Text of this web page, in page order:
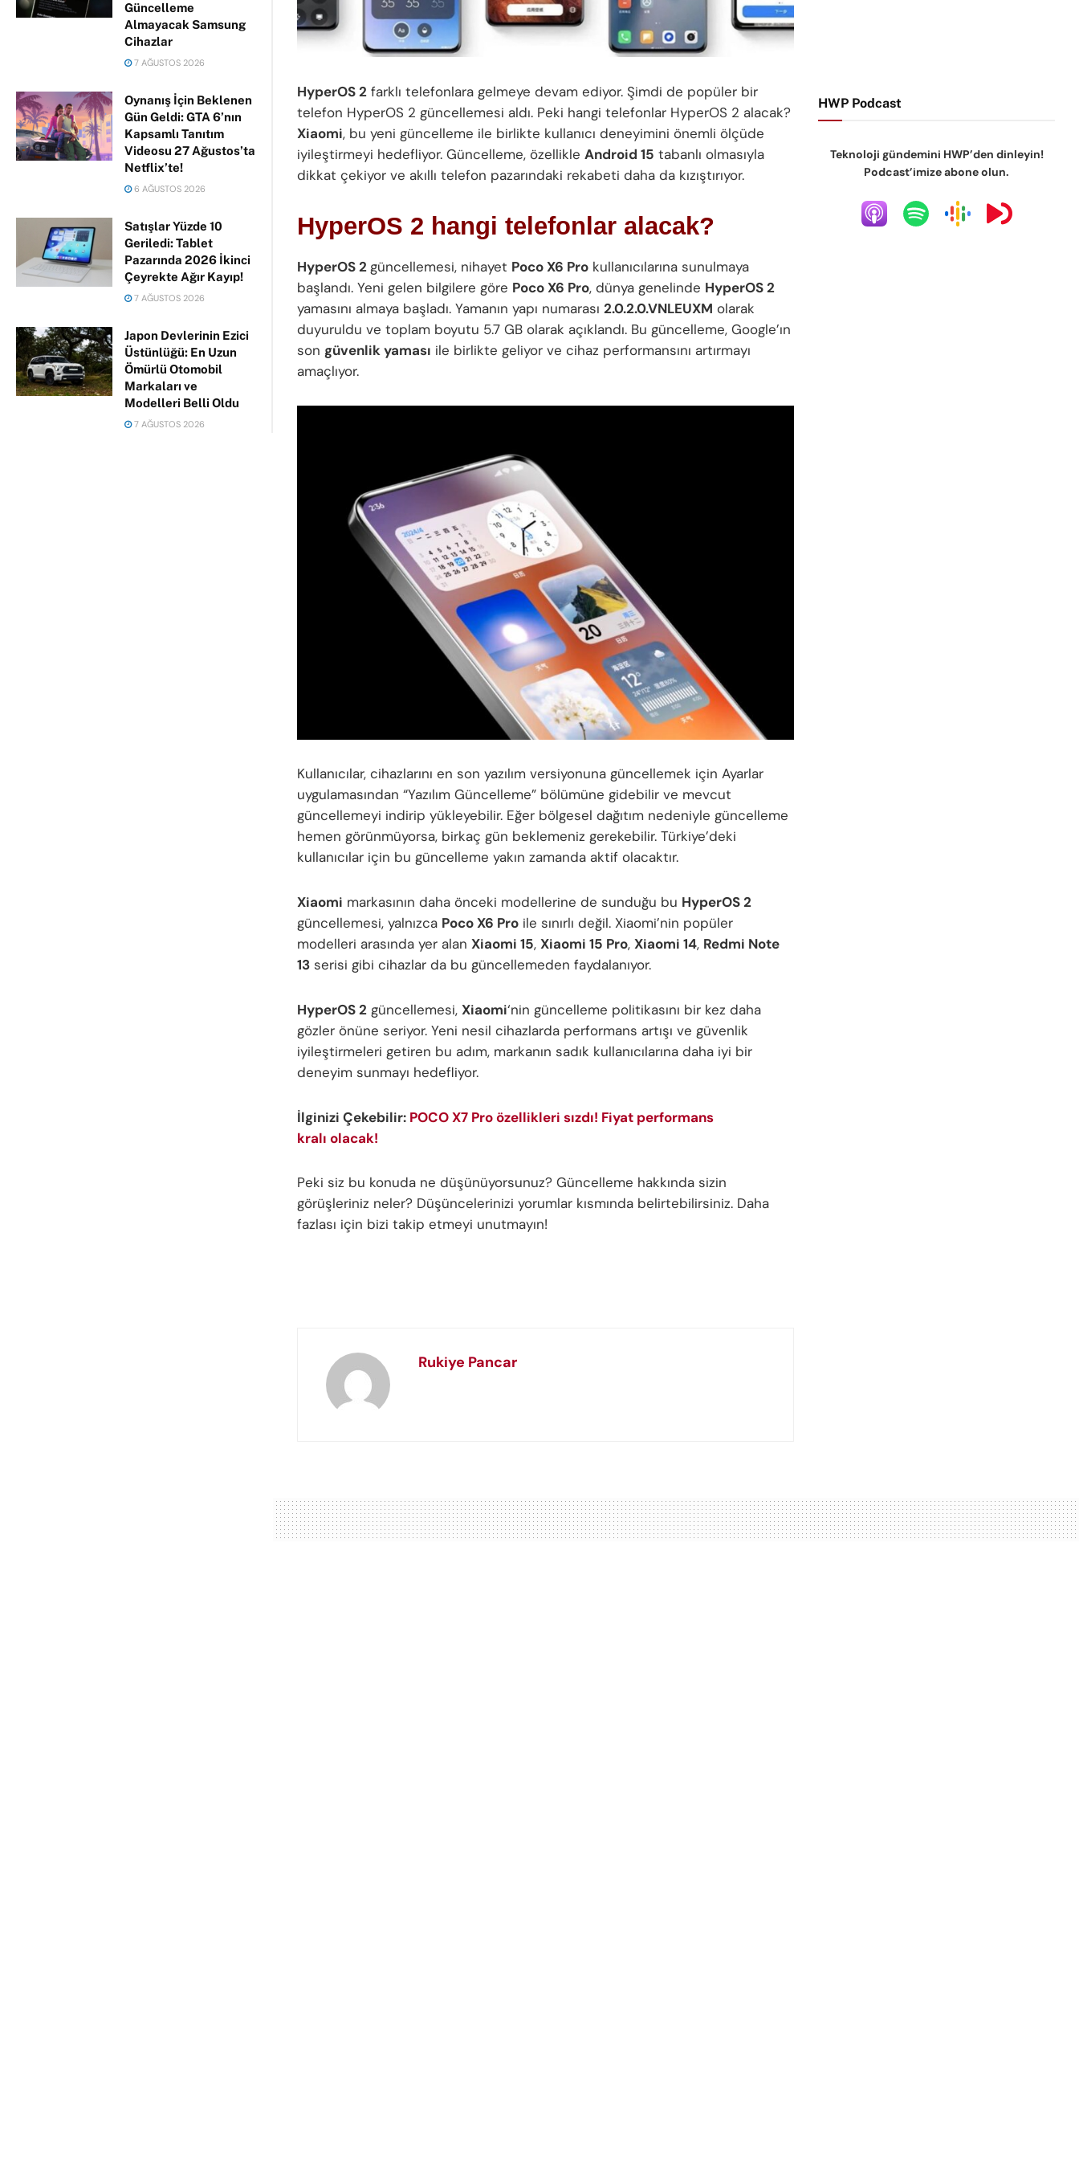
Güncelleme
Almayacak Samsung
Cihazlar
7 AĞUSTOS 2026
Oynanış İçin Beklenen
Gün Geldi: GTA 6’nın
Kapsamlı Tanıtım
Videosu 27 Ağustos’ta
Netflix’te!
6 AĞUSTOS 2026
Satışlar Yüzde 10
Geriledi: Tablet
Pazarında 2026 İkinci
Çeyrekte Ağır Kayıp!
7 AĞUSTOS 2026
Japon Devlerinin Ezici
Üstünlüğü: En Uzun
Ömürlü Otomobil
Markaları ve
Modelleri Belli Oldu
7 AĞUSTOS 2026
HyperOS 2 farklı telefonlara gelmeye devam ediyor. Şimdi de popüler bir
telefon HyperOS 2 güncellemesi aldı. Peki hangi telefonlar HyperOS 2 alacak?
Xiaomi, bu yeni güncelleme ile birlikte kullanıcı deneyimini önemli ölçüde
iyileştirmeyi hedefliyor. Güncelleme, özellikle Android 15 tabanlı olmasıyla
dikkat çekiyor ve akıllı telefon pazarındaki rekabeti daha da kızıştırıyor.
HyperOS 2 hangi telefonlar alacak?
HyperOS 2güncellemesi, nihayet Poco X6 Pro kullanıcılarına sunulmaya
başlandı. Yeni gelen bilgilere göre Poco X6 Pro, dünya genelinde HyperOS 2
yamasını almaya başladı. Yamanın yapı numarası 2.0.2.0.VNLEUXM olarak
duyuruldu ve toplam boyutu 5.7 GB olarak açıklandı. Bu güncelleme, Google’ın
son güvenlik yaması ile birlikte geliyor ve cihaz performansını artırmayı
amaçlıyor.
Kullanıcılar, cihazlarını en son yazılım versiyonuna güncellemek için Ayarlar
uygulamasından “Yazılım Güncelleme” bölümüne gidebilir ve mevcut
güncellemeyi indirip yükleyebilir. Eğer bölgesel dağıtım nedeniyle güncelleme
hemen görünmüyorsa, birkaç gün beklemeniz gerekebilir. Türkiye’deki
kullanıcılar için bu güncelleme yakın zamanda aktif olacaktır.
Xiaomi markasının daha önceki modellerine de sunduğu bu HyperOS 2
güncellemesi, yalnızca Poco X6 Pro ile sınırlı değil. Xiaomi’nin popüler
modelleri arasında yer alan Xiaomi 15, Xiaomi 15 Pro, Xiaomi 14, Redmi Note
13 serisi gibi cihazlar da bu güncellemeden faydalanıyor.
HyperOS 2 güncellemesi, Xiaomi‘nin güncelleme politikasını bir kez daha
gözler önüne seriyor. Yeni nesil cihazlarda performans artışı ve güvenlik
iyileştirmeleri getiren bu adım, markanın sadık kullanıcılarına daha iyi bir
deneyim sunmayı hedefliyor.
İlginizi Çekebilir: POCO X7 Pro özellikleri sızdı! Fiyat performans
kralı olacak!
Peki siz bu konuda ne düşünüyorsunuz? Güncelleme hakkında sizin
görüşleriniz neler? Düşüncelerinizi yorumlar kısmında belirtebilirsiniz. Daha
fazlası için bizi takip etmeyi unutmayın!
Rukiye Pancar
HWP Podcast
Teknoloji gündemini HWP’den dinleyin!
Podcast’imize abone olun.